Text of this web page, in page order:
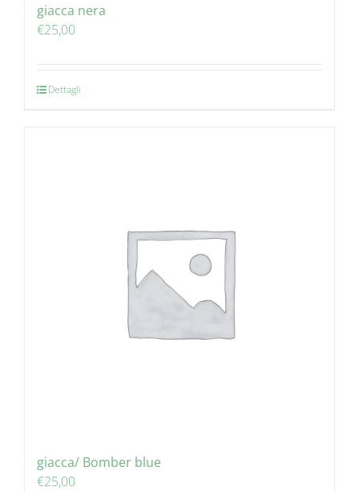
giacca nera
€25,00
Dettagli
giacca/ Bomber blue
€25,00